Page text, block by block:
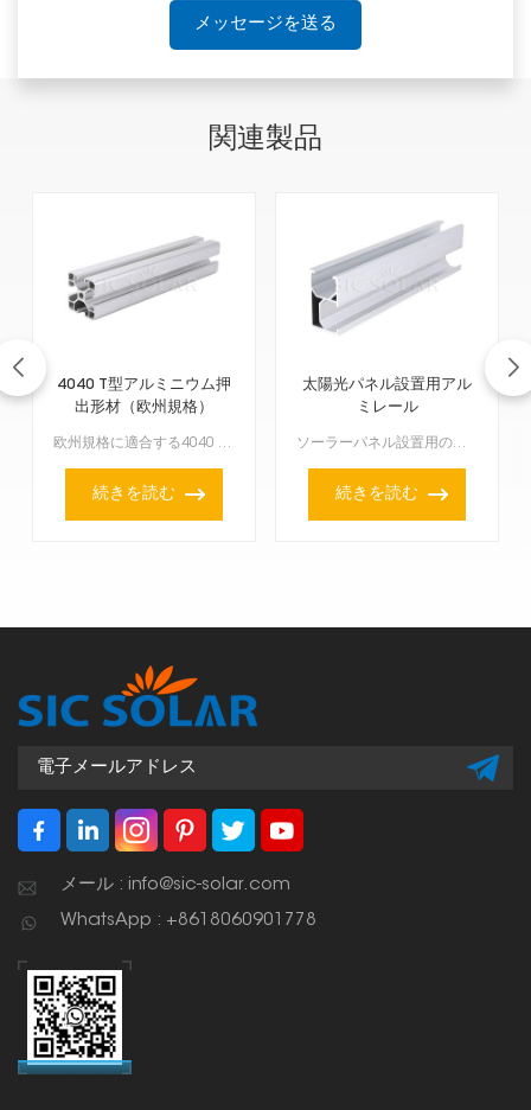
メッセージを送る
関連製品
4040 T型アルミニウム押
出形材（欧州規格）
欧州規格に適合する4040 T型アルミニウム押出形材は、非常に汎用性が高く�
続きを読む
太陽光パネル設置用アル
ミレール
ソーラーパネル設置用のアルミレールは、ソーラーパネルを設置する上で非常に重要です。軽量で長持ちし、ソーラーパネルを何かに固定する際にも簡単に設置できます。通常、非常に高品質なアルミニウムで作られている...
続きを読む
メール : info@sic-solar.com
WhatsApp : +8618060901778